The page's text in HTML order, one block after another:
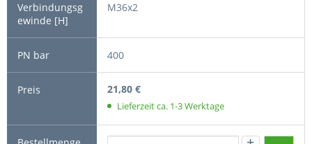
M36x2
400
21,80 €
Lieferzeit ca. 1-3 Werktage